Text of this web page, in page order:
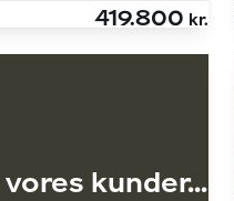
419.800 kr.
kunder...